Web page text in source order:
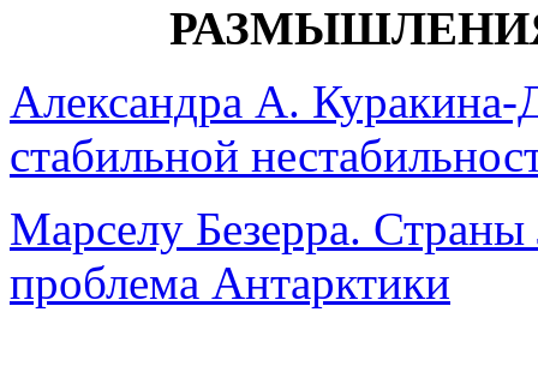
Александра А.
стабильной
Марселу Безерра.
проблема Антарктики